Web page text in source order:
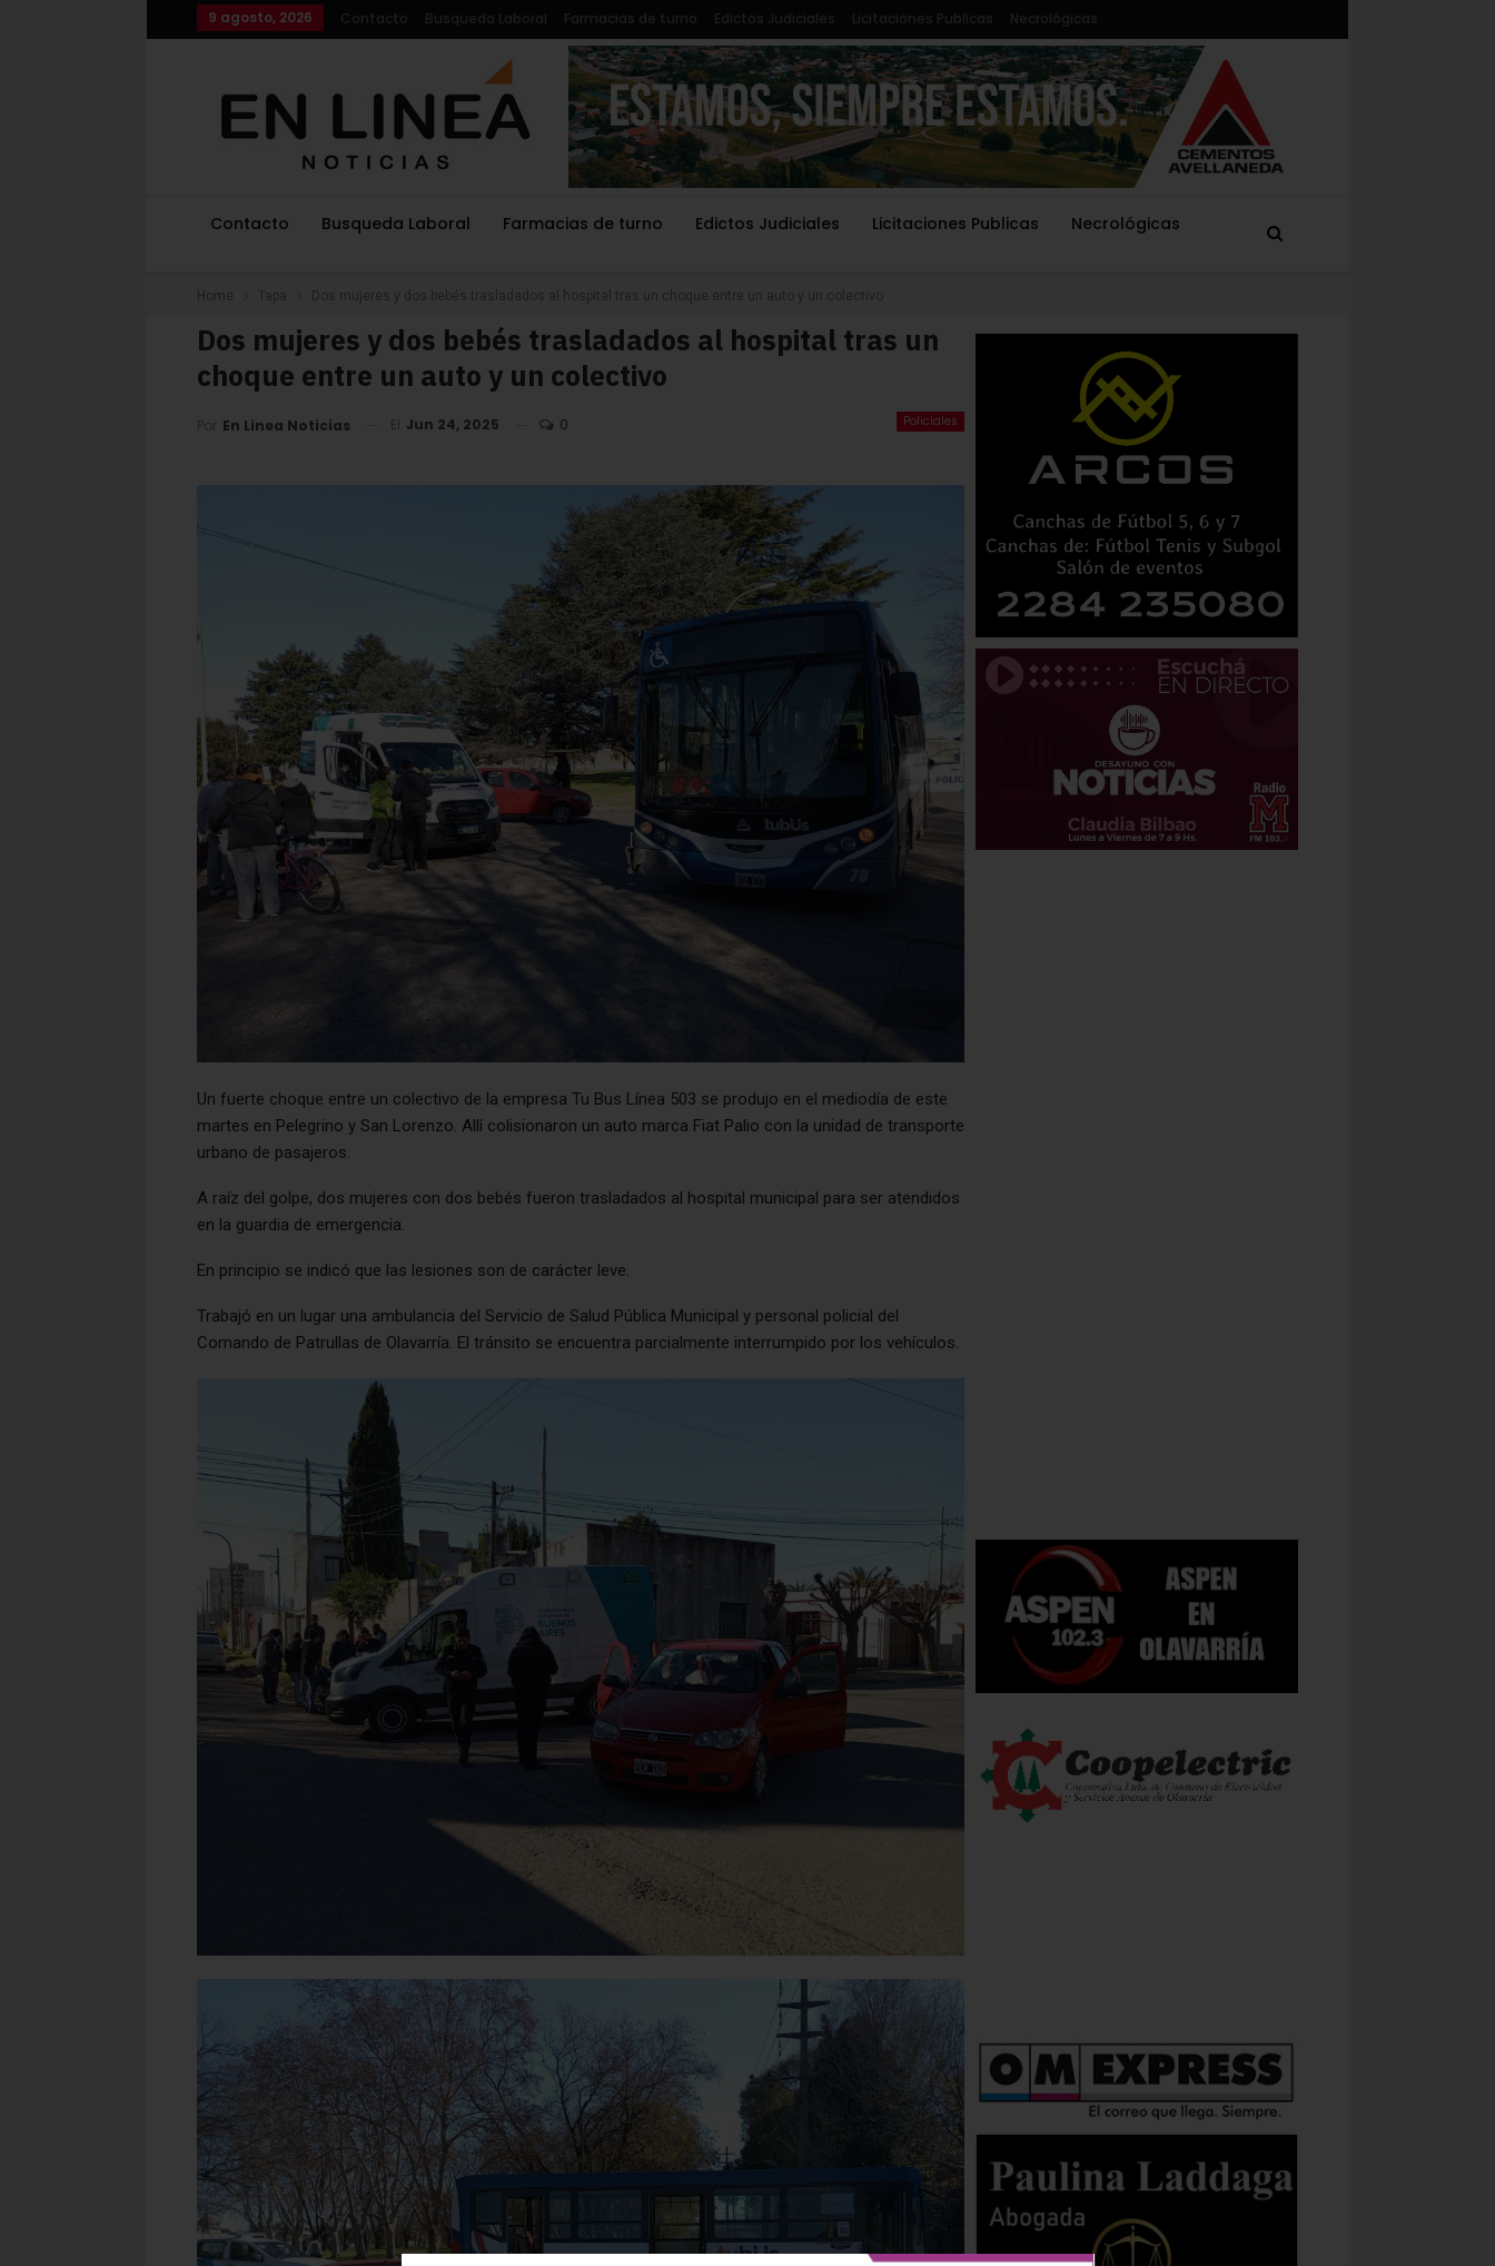
9 agosto, 2026 Contacto Busqueda Laboral Farmacias de turno Edictos Judiciales Licitaciones Publicas Necrológicas
Contacto Busqueda Laboral Farmacias de turno Edictos Judiciales Licitaciones Publicas Necrológicas
Home Tapa Dos mujeres y dos bebés trasladados al hospital tras un choque entre un auto y un colectivo
Dos mujeres y dos bebés trasladados al hospital tras un
choque entre un auto y un colectivo
Policiales
Por En Linea Noticias El Jun 24, 2025 0
Un fuerte choque entre un colectivo de la empresa Tu Bus Línea 503 se produjo en el mediodía de este
martes en Pelegrino y San Lorenzo. Allí colisionaron un auto marca Fiat Palio con la unidad de transporte
urbano de pasajeros.
A raíz del golpe, dos mujeres con dos bebés fueron trasladados al hospital municipal para ser atendidos
en la guardia de emergencia.
En principio se indicó que las lesiones son de carácter leve.
Trabajó en un lugar una ambulancia del Servicio de Salud Pública Municipal y personal policial del
Comando de Patrullas de Olavarría. El tránsito se encuentra parcialmente interrumpido por los vehículos.